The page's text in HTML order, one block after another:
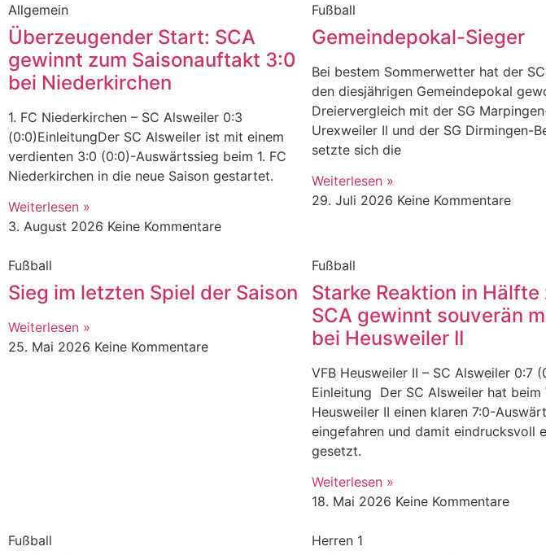
Allgemein
Überzeugender Start: SCA
gewinnt zum Saisonauftakt 3:0
bei Niederkirchen
1. FC Niederkirchen – SC Alsweiler 0:3
(0:0)EinleitungDer SC Alsweiler ist mit einem
verdienten 3:0 (0:0)-Auswärtssieg beim 1. FC
Niederkirchen in die neue Saison gestartet.
Weiterlesen »
3. August 2026 Keine Kommentare
Fußball
Gemeindepokal-Sieger
Bei bestem Sommerwetter hat der
den diesjährigen Gemeindepokal
Dreiervergleich mit der SG
Urexweiler Il und der SG Dirmingen-
setzte sich die
Weiterlesen »
29. Juli 2026 Keine Kommentare
Fußball
Sieg im letzten Spiel der Saison
Weiterlesen »
25. Mai 2026 Keine Kommentare
Fußball
Starke Reaktion in Hälfte
SCA gewinnt souverän
bei Heusweiler II
VFB Heusweiler II – SC Alsweiler 0:7
Einleitung Der SC Alsweiler hat beim
Heusweiler II einen klaren 7:0-
eingefahren und damit eindrucksvoll
gesetzt.
Weiterlesen »
18. Mai 2026 Keine Kommentare
Fußball Herren 1